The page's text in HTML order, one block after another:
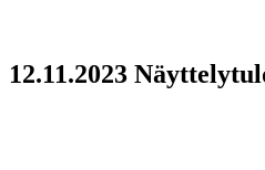
12.11.2023